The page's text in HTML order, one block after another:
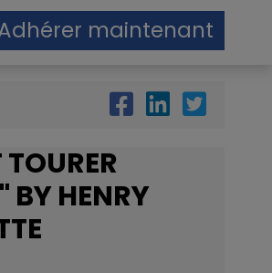
maintenant
BY HENRY